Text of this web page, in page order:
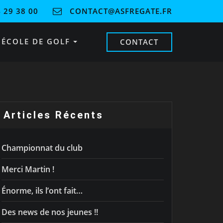
29 38 00 CONTACT@ASFREGATE.FR
ÉCOLE DE GOLF CONTACT
Articles Récents
Championnat du club
Merci Martin !
Énorme, ils l’ont fait…
Des news de nos jeunes !!